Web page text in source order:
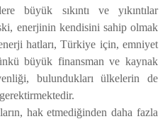
büyük sıkıntı ve yıkıntılar
enerjinin kendisini sahip olmak
hatları, Türkiye için, emniyet
büyük finansman ve kaynak
bulundukları ülkelerin de
hak etmediğinden daha fazla